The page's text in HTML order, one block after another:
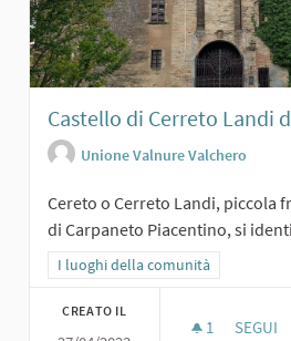
Castello di Cerreto Landi
Unione Valnure Valchero
Cereto o Cerreto Landi, piccola
di Carpaneto Piacentino, si
Filtra i risultati per categoria: I
I luoghi della comunità
CREATO IL
1 1
SEGUI